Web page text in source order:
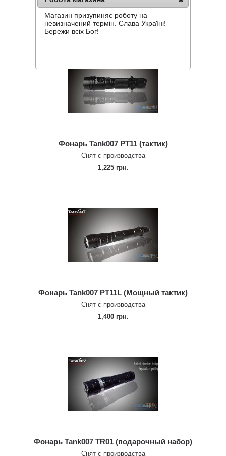
440 грн.
Фонарь Tank007 PT11 (тактик)
Снят с производства
1,225 грн.
Фонарь Tank007 PT11L (Мощный тактик)
Снят с производства
1,400 грн.
Фонарь Tank007 TR01 (подарочный набор)
Снят с производства
Магазин призупиняє роботу на
невизначений термін. Слава Україні!
Бережи всіх Бог!